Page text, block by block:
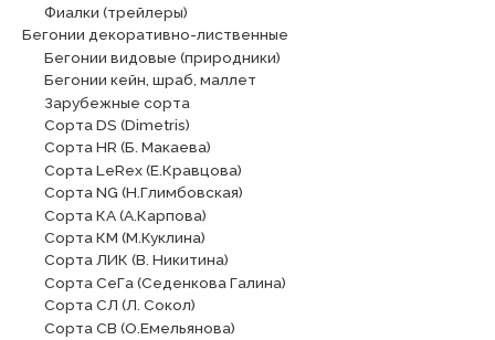
Фиалки (трейлеры)
Бегонии декоративно-лиственные
Бегонии видовые (природники)
Бегонии кейн, шраб, маллет
Зарубежные сорта
Сорта DS (Dimetris)
Сорта HR (Б. Макаева)
Сорта LeRex (Е.Кравцова)
Сорта NG (Н.Глимбовская)
Сорта КА (А.Карпова)
Сорта КМ (М.Куклина)
Сорта ЛИК (В. Никитина)
Сорта СеГа (Седенкова Галина)
Сорта СЛ (Л. Сокол)
Сорта СВ (О.Емельянова)